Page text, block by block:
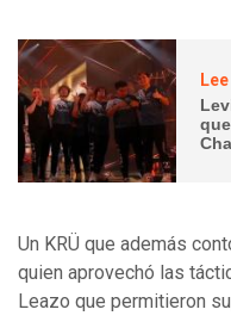
Un KRÜ que además
quien aprovechó las
Leazo que permitieron